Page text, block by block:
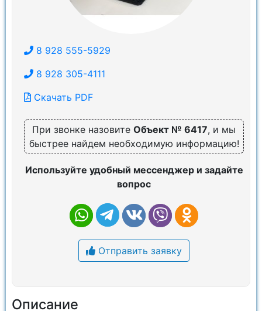
8 928 555-5929
8 928 305-4111
Скачать PDF
При звонке назовите Объект № 6417, и мы
быстрее найдем необходимую информацию!
Используйте удобный мессенджер и задайте
вопрос
Отправить заявку
Описание